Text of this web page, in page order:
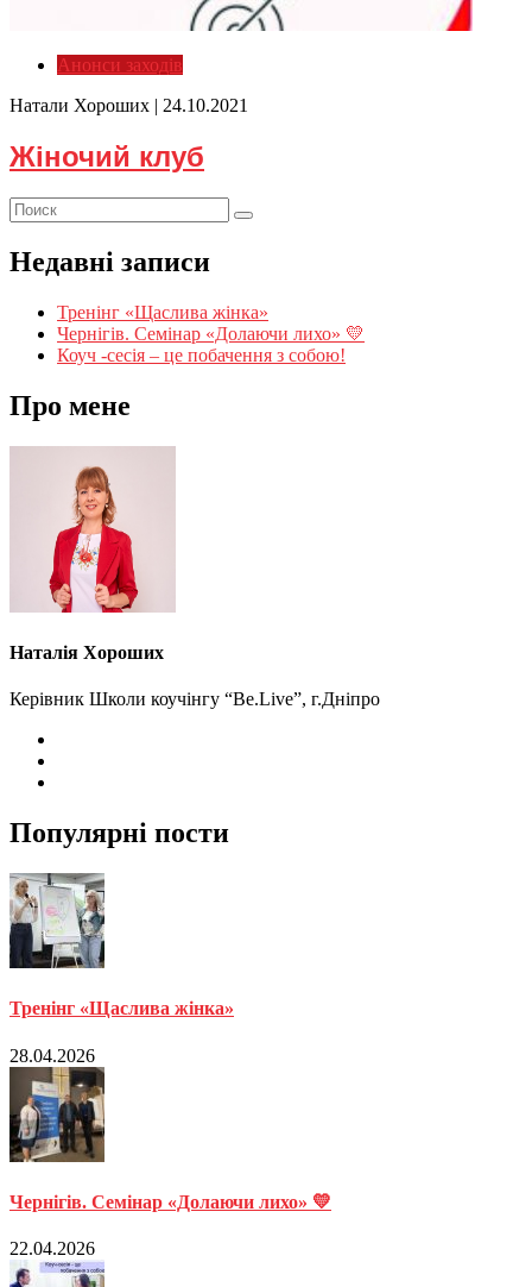
Анонси заходів
Натали Хороших | 24.10.2021
Жіночий клуб
Недавні записи
Тренінг «Щаслива жінка»
Чернігів. Семінар «Долаючи лихо» 💛
Коуч -сесія – це побачення з собою!
Про мене
Наталія Хороших
Керівник Школи коучінгу “Be.Live”, г.Дніпро
Популярні пости
Тренінг «Щаслива жінка»
28.04.2026
Чернігів. Семінар «Долаючи лихо» 💛
22.04.2026